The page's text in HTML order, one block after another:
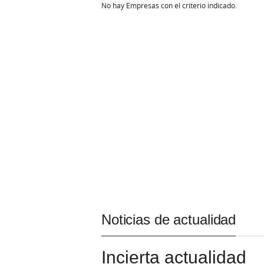
No hay Empresas con el criterio indicado.
Noticias de actualidad
Incierta actualidad